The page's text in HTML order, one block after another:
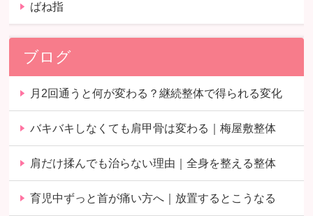
ばね指
ブログ
月2回通うと何が変わる？継続整体で得られる変化
バキバキしなくても肩甲骨は変わる｜梅屋敷整体
肩だけ揉んでも治らない理由｜全身を整える整体
育児中ずっと首が痛い方へ｜放置するとこうなる